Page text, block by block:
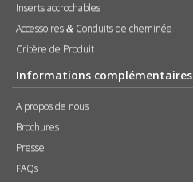
Inserts accrochables
Accessoires & Conduits de cheminée
Critère de Produit
Informations complémentaires
A propos de nous
Brochures
Presse
FAQs